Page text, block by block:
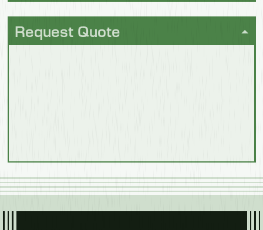
Request Quote